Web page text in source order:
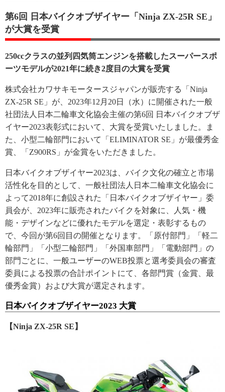
第6回 日本バイクオブザイヤー「Ninja ZX-25R SE」
が大賞を受賞
250ccクラスの並列四気筒エンジンを搭載したスーパースポ
ーツモデルが2021年に続き2度目の大賞を受賞
株式会社カワサキモータースジャパンが販売する「Ninja
ZX-25R SE」が、2023年12月20日（水）に開催された一般
社団法人日本二輪車文化協会主催の第6回 日本バイクオブザ
イヤー2023表彰式において、大賞を受賞いたしました。ま
た、小型二輪部門において「ELIMINATOR SE」が最優秀金
賞、「Z900RS」が金賞をいただきました。
日本バイクオブザイヤー2023は、バイク文化の確立と市場
活性化を目的として、一般社団法人日本二輪車文化協会に
よって2018年に創設された「日本バイクオブザイヤー」委
員会が、2023年に販売されたバイクを対象に、人気・機
能・デザインなどに優れたモデルを選定・表彰するもの
で、今回が第6回目の開催となります。「原付部門」「軽二
輪部門」「小型二輪部門」「外国車部門」「電動部門」の
部門ごとに、一般ユーザーのWEB投票と選考委員会の審査
委員による投票の合計ポイントにて、各部門賞（金賞、最
優秀金賞）および大賞が選定されます。
日本バイクオブザイヤー2023 大賞
【Ninja ZX-25R SE】